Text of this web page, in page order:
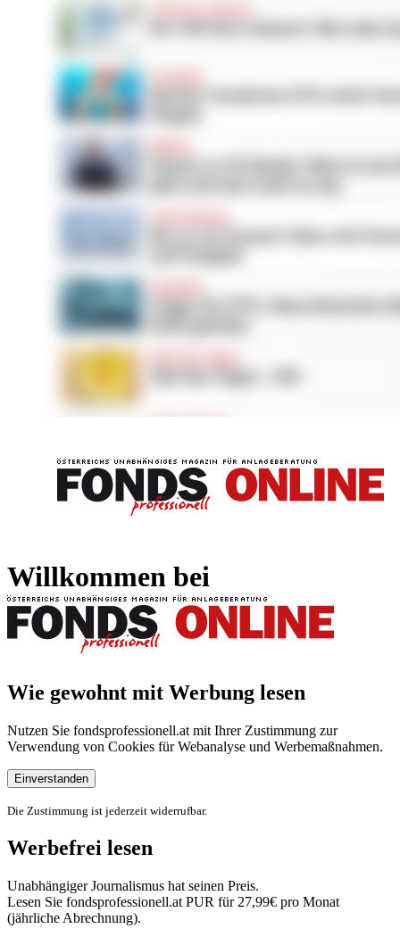
Willkommen bei
Wie gewohnt mit Werbung lesen
Nutzen Sie fondsprofessionell.at mit Ihrer Zustimmung zur
Verwendung von Cookies für Webanalyse und Werbemaßnahmen.
Einverstanden
Die Zustimmung ist jederzeit widerrufbar.
Werbefrei lesen
Unabhängiger Journalismus hat seinen Preis.
Lesen Sie fondsprofessionell.at PUR für 27,99€ pro Monat
(jährliche Abrechnung).